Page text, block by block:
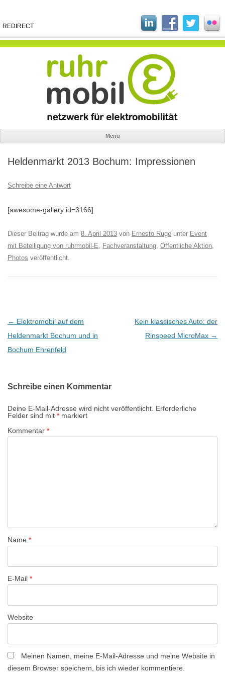
REDIRECT
Menü
springen
Heldenmarkt 2013 Bochum: Impressionen
Schreibe eine Antwort
[awesome-gallery id=3166]
Dieser Beitrag wurde am 8. April 2013 von Ernesto Ruge unter Event
mit Beteiligung von ruhrmobil-E, Fachveranstaltung, Öffentliche Aktion,
Photos veröffentlicht.
B
e
i
a
g
s
-
i
n
← Elektromobil auf dem
Heldenmarkt Bochum und in
Bochum Ehrenfeld
Kein klassisches Auto: der
Rinspeed MicroMax →
Schreibe einen Kommentar
Deine E-Mail-Adresse wird nicht veröffentlicht. Erforderliche
Felder sind mit * markiert
Kommentar *
Name *
E-Mail *
Website
Meinen Namen, meine E-Mail-Adresse und meine Website in
diesem Browser speichern, bis ich wieder kommentiere.